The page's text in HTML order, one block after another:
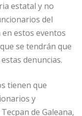
estatal y no
del
estos eventos
se tendrán que
denuncias.
tienen que
y
de Galeana,